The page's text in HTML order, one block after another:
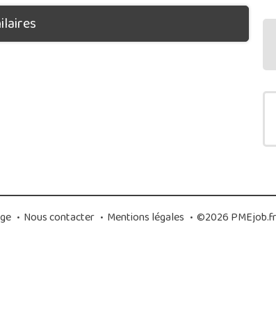
• Nous contacter • Mentions légales • ©2026 PMEjob.fr